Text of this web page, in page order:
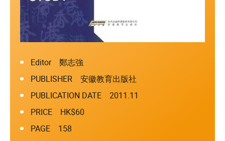
Editor 鄭志強
PUBLISHER 安徽教育出版社
PUBLICATION DATE 2011.11
PRICE HK$60
PAGE 158